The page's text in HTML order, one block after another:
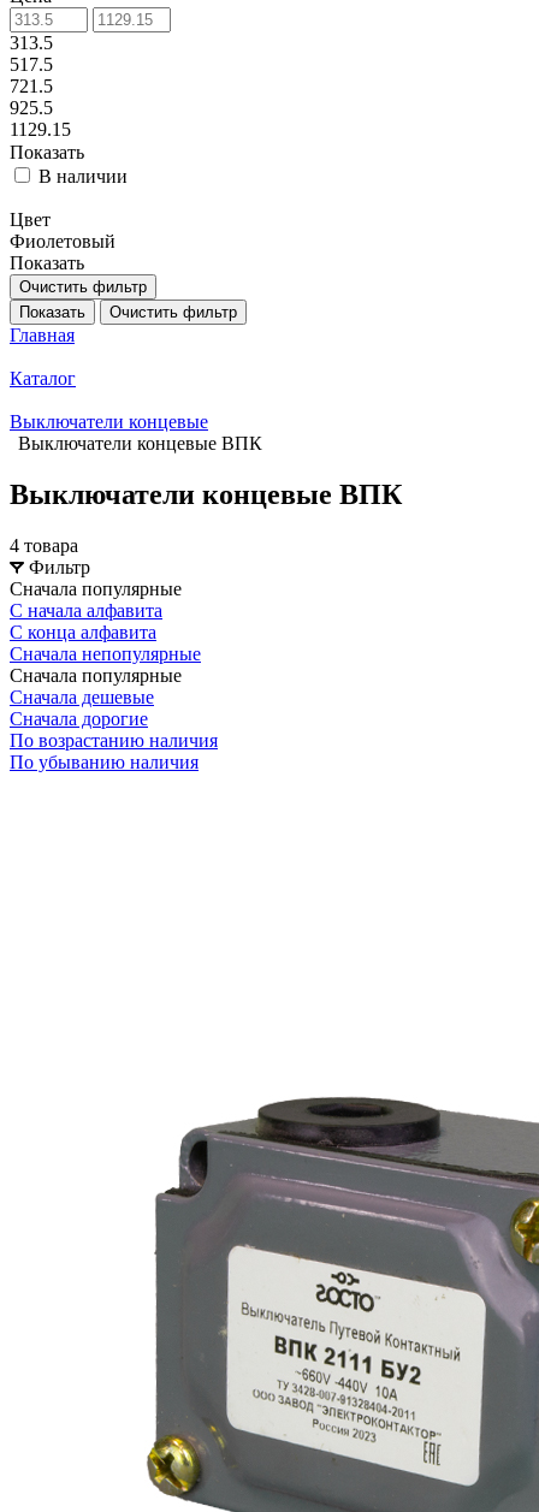
313.5
517.5
721.5
925.5
1129.15
Показать
В наличии
Цвет
Фиолетовый
Показать
Очистить фильтр
Показать
Очистить фильтр
Главная
Каталог
Выключатели концевые
Выключатели концевые ВПК
Выключатели концевые ВПК
4 товара
Фильтр
Сначала популярные
С начала алфавита
С конца алфавита
Сначала непопулярные
Сначала популярные
Сначала дешевые
Сначала дорогие
По возрастанию наличия
По убыванию наличия